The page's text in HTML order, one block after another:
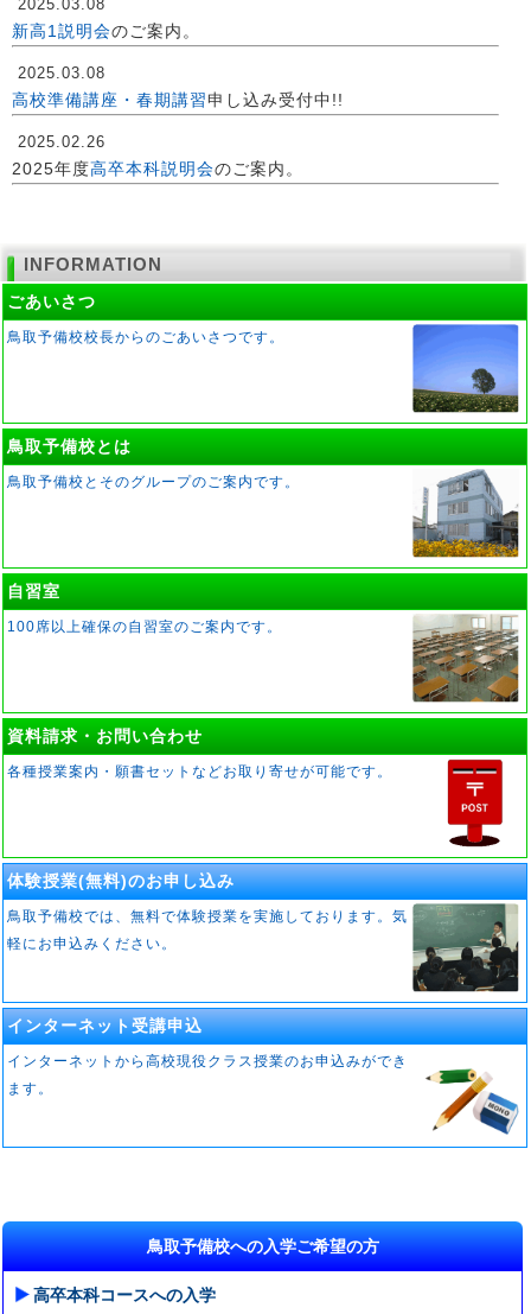
2025.03.08
新高1説明会のご案内。
2025.03.08
高校準備講座・春期講習申し込み受付中!!
2025.02.26
2025年度高卒本科説明会のご案内。
INFORMATION
ごあいさつ
鳥取予備校校長からのごあいさつです。
鳥取予備校とは
鳥取予備校とそのグループのご案内です。
自習室
100席以上確保の自習室のご案内です。
資料請求・お問い合わせ
各種授業案内・願書セットなどお取り寄せが可能です。
体験授業(無料)のお申し込み
鳥取予備校では、無料で体験授業を実施しております。気
軽にお申込みください。
インターネット受講申込
インターネットから高校現役クラス授業のお申込みができ
ます。
鳥取予備校への入学ご希望の方
高卒本科コースへの入学